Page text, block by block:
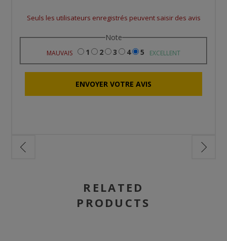
Seuls les utilisateurs enregistrés peuvent saisir des avis
Note
MAUVAIS 1 2 3 4 5 EXCELLENT
RELATED
PRODUCTS